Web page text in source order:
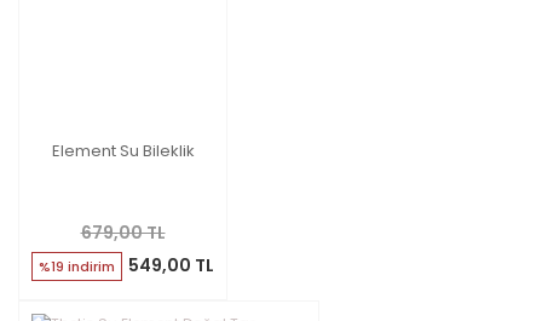
Element Su Bileklik
679,00 TL
%19 indirim 549,00 TL